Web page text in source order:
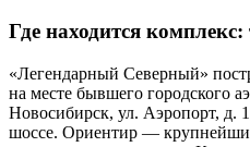
Где находится
«Легендарный Северный»
на месте бывшего городского
Новосибирск, ул. Аэропорт, д.
шоссе. Ориентир —